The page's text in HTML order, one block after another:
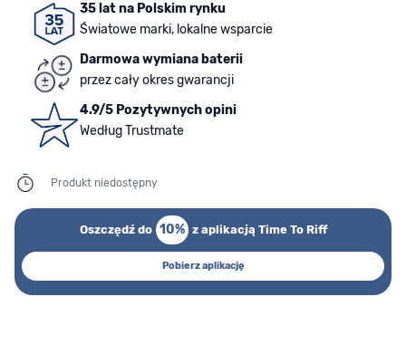
35 lat na Polskim rynku
Światowe marki, lokalne wsparcie
Darmowa wymiana baterii
przez cały okres gwarancji
4.9/5 Pozytywnych opini
Według Trustmate
Produkt niedostępny
Oszczędź do 10% z aplikacją Time To Riff
Pobierz aplikację